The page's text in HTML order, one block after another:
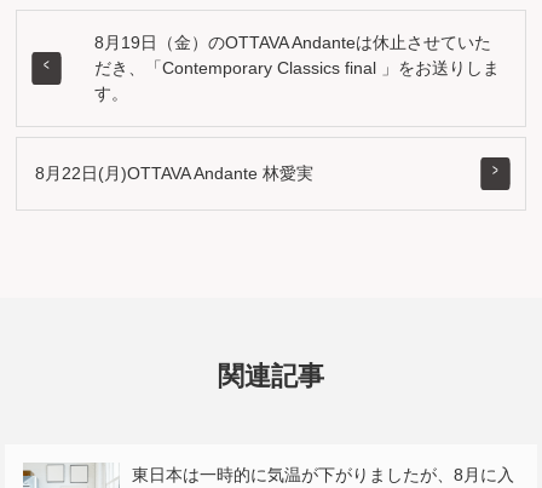
8月19日（金）のOTTAVA Andanteは休止させていた
だき、「Contemporary Classics final 」をお送りしま
す。
8月22日(月)OTTAVA Andante 林愛実
関連記事
東日本は一時的に気温が下がりましたが、8月に入